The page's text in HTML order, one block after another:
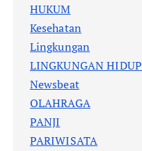
HUKUM
Kesehatan
Lingkungan
LINGKUNGAN HIDUP
Newsbeat
OLAHRAGA
PANJI
PARIWISATA